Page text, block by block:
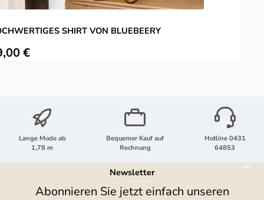
SHIRT VON BLUEBEERY
Preis:
€
Lange Mode ab
1,78 m
Bequemer Kauf auf
Rechnung
Hotline 0431
64853
Newsletter
Abonnieren Sie jetzt einfach unseren